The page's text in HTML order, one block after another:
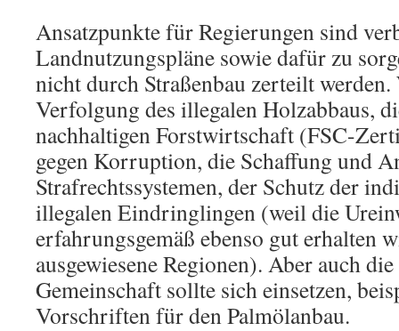
Ansatzpunkte für Regierungen sind
Landnutzungspläne sowie dafür zu
nicht durch Straßenbau zerteilt
Verfolgung des illegalen Holzabbaus,
nachhaltigen Forstwirtschaft (FSC-
gegen Korruption, die Schaffung und
Strafrechtssystemen, der Schutz der
illegalen Eindringlingen (weil die
erfahrungsgemäß ebenso gut erhalten
ausgewiesene Regionen). Aber auch
Gemeinschaft sollte sich einsetzen,
Vorschriften für den Palmölanbau.